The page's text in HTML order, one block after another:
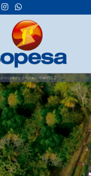
proceso y procedimiento 2